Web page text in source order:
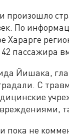
произошло
По
Харарге
пассажира
Йишака,
С
пока не